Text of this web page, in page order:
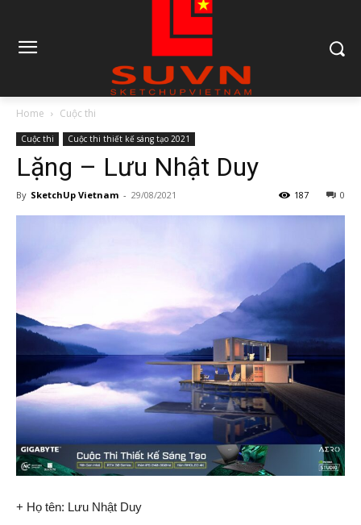
Home Cuộc thi
Cuộc thi Cuộc thi thiết kế sáng tạo 2021
Lặng – Lưu Nhật Duy
By SketchUp Vietnam - 29/08/2021 0
187
+ Họ tên: Lưu Nhật Duy